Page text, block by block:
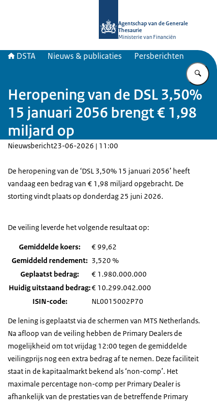
Agentschap van de Generale
Thesaurie
Ministerie van Financiën
DSTA Nieuws & publicaties Persberichten
Heropening van de DSL 3,50%
15 januari 2056 brengt € 1,98
miljard op
Nieuwsbericht23-06-2026 | 11:00
De heropening van de ‘DSL 3,50% 15 januari 2056’ heeft
vandaag een bedrag van € 1,98 miljard opgebracht. De
storting vindt plaats op donderdag 25 juni 2026.
De veiling leverde het volgende resultaat op:
Gemiddelde koers:
€ 99,62
Gemiddeld rendement: 3,520 %
Geplaatst bedrag:
€ 1.980.000.000
Huidig uitstaand bedrag:€ 10.299.042.000
ISIN-code:
NL0015002P70
De lening is geplaatst via de schermen van MTS Netherlands.
Na afloop van de veiling hebben de Primary Dealers de
mogelijkheid om tot vrijdag 12:00 tegen de gemiddelde
veilingprijs nog een extra bedrag af te nemen. Deze faciliteit
staat in de kapitaalmarkt bekend als ‘non-comp’. Het
maximale percentage non-comp per Primary Dealer is
afhankelijk van de prestaties van de betreffende Primary